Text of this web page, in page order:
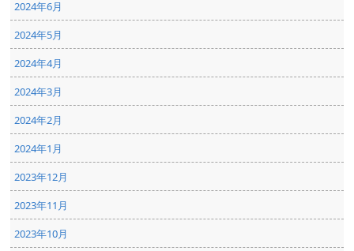
2024年6月
2024年5月
2024年4月
2024年3月
2024年2月
2024年1月
2023年12月
2023年11月
2023年10月